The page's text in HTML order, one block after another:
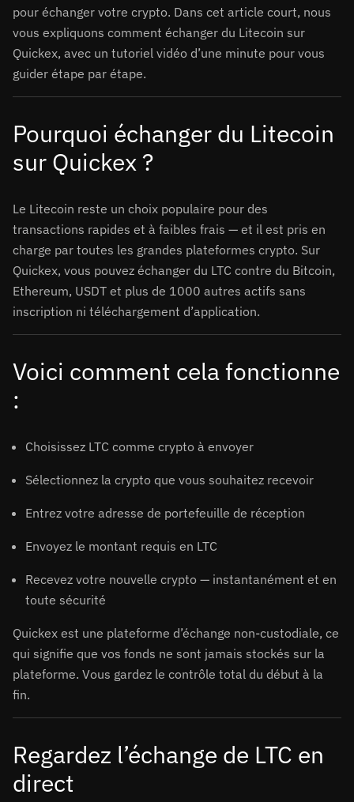
pour échanger votre crypto. Dans cet article court, nous
vous expliquons comment échanger du Litecoin sur
Quickex, avec un tutoriel vidéo d’une minute pour vous
guider étape par étape.
Pourquoi échanger du Litecoin
sur Quickex ?
Le Litecoin reste un choix populaire pour des
transactions rapides et à faibles frais — et il est pris en
charge par toutes les grandes plateformes crypto. Sur
Quickex, vous pouvez échanger du LTC contre du Bitcoin,
Ethereum, USDT et plus de 1000 autres actifs sans
inscription ni téléchargement d’application.
Voici comment cela fonctionne
:
Choisissez LTC comme crypto à envoyer
Sélectionnez la crypto que vous souhaitez recevoir
Entrez votre adresse de portefeuille de réception
Envoyez le montant requis en LTC
Recevez votre nouvelle crypto — instantanément et en
toute sécurité
Quickex est une plateforme d’échange non-custodiale, ce
qui signifie que vos fonds ne sont jamais stockés sur la
plateforme. Vous gardez le contrôle total du début à la
fin.
Regardez l’échange de LTC en
direct